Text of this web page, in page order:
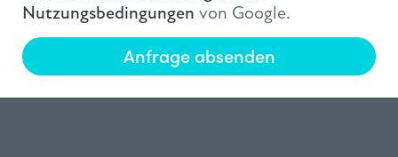
Nutzungsbedingungen von Google.
Anfrage absenden